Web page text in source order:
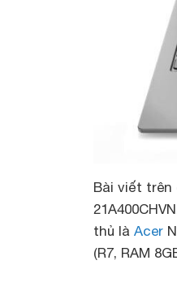
Bài viết trên
thủ là Acer
(R7, RAM